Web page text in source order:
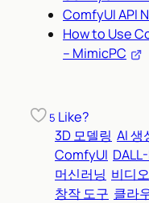
ComfyUI API
How to Use
– MimicPC
5 Like?
3D 모델링 AI 생
ComfyUI
머신러닝 비디
창작 도구 클라